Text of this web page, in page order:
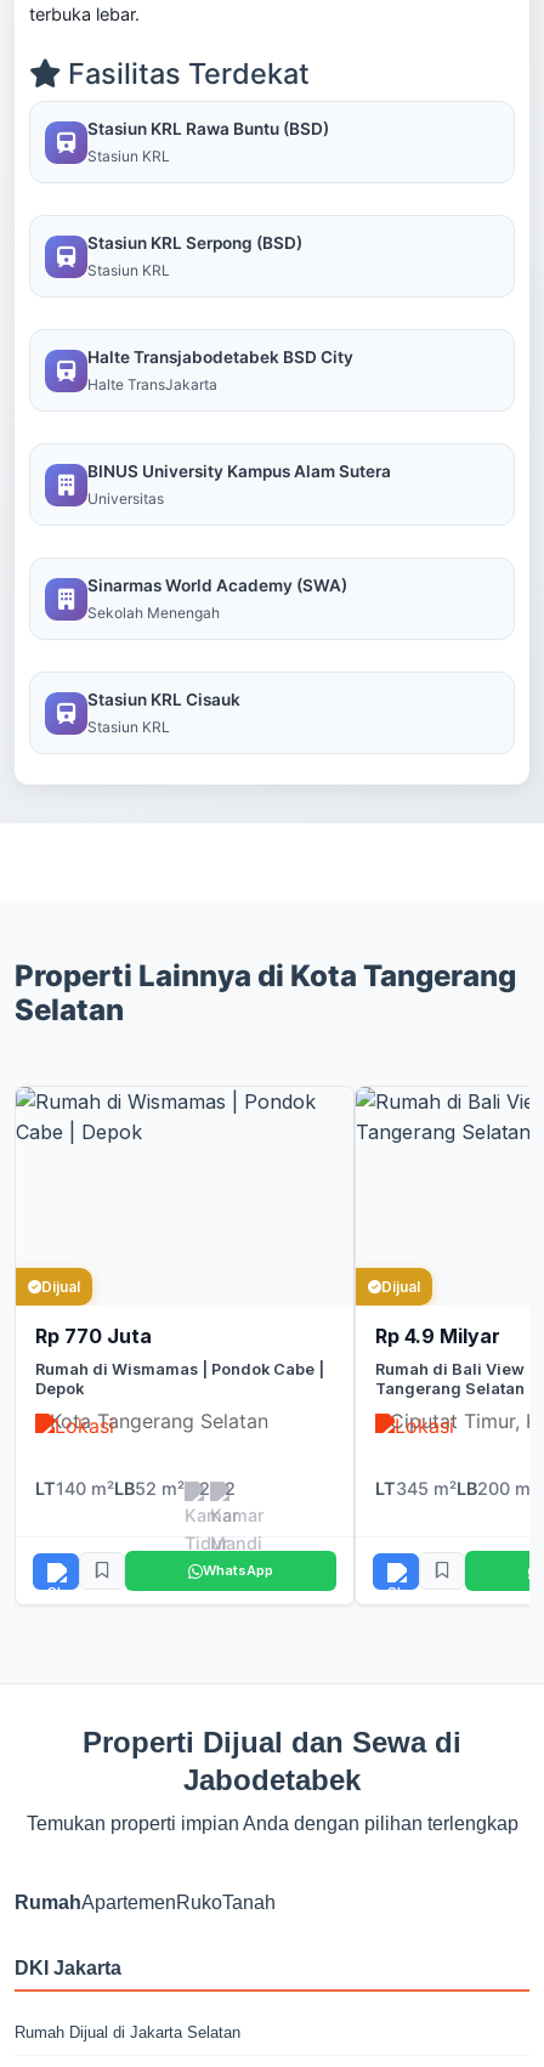
terbuka lebar.
Fasilitas Terdekat
Stasiun KRL Rawa Buntu (BSD)
Stasiun KRL
Stasiun KRL Serpong (BSD)
Stasiun KRL
Halte Transjabodetabek BSD City
Halte TransJakarta
BINUS University Kampus Alam Sutera
Universitas
Sinarmas World Academy (SWA)
Sekolah Menengah
Stasiun KRL Cisauk
Stasiun KRL
Properti Lainnya di Kota Tangerang
Selatan
Dijual
Rp 770 Juta
Rumah di Wismamas | Pondok Cabe |
Depok
Kota Tangerang Selatan
LT140 m²LB52 m² 2 2
WhatsApp
Dijual
Rp 4.9 Milyar
Rumah di Bali View |
Tangerang Selatan
Ciputat Timur,
LT345 m²LB200 m²
Properti Dijual dan Sewa di
Jabodetabek
Temukan properti impian Anda dengan pilihan terlengkap
RumahApartemenRukoTanah
DKI Jakarta
Rumah Dijual di Jakarta Selatan